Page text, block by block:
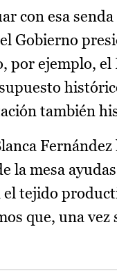
con esa
Gobierno
por ejemplo,
también
la mesa
tejido
que, una vez